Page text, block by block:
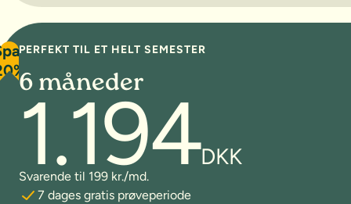
PERFEKT TIL ET HELT SEMESTER
6 måneder
1.194DKK
Svarende til 199 kr./md.
7 dages gratis prøveperiode